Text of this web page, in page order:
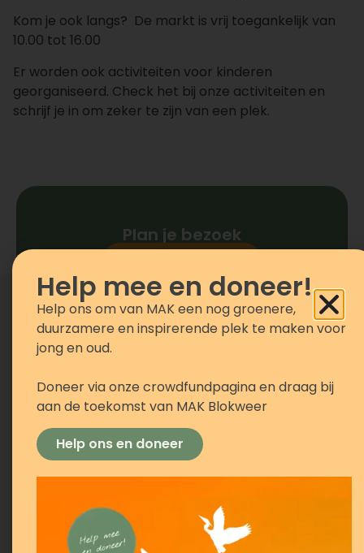
Kom je ook langs? De markt is vrij toegankelijk van
10.00 tot 16.00
Er worden ook activiteiten voor kinderen
georganiseerd. Check het bij onze activiteiten en
schrijf je in om zeker te zijn van een plek.
Plan je bezoek
Stichting MAK
Blokweer
Kloosterhout
1-2 Blokker
1695 JC
info@mak-
0229-266 344
Stichting MAK
Openingstijden
November
t/m
maart:
wo,
vr, za,
zo:
Feestdagen
geopend:
Hemelvaartsdag
Pinksteren
Feestdagen
gesloten:
Koningsdag,
Privacy
MAK Blokweer
houdt zich aan
van privacy,
Verordening
Help mee en doneer!
Help ons om van MAK een nog groenere,
duurzamere en inspirerende plek te maken voor
jong en oud.
Doneer via onze crowdfundpagina en draag bij
aan de toekomst van MAK Blokweer
Help ons en doneer